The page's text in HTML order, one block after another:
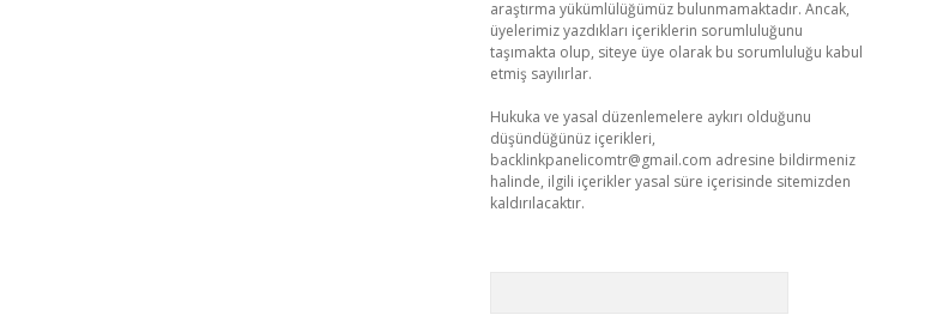
araştırma yükümlülüğümüz bulunmamaktadır. Ancak,
üyelerimiz yazdıkları içeriklerin sorumluluğunu
taşımakta olup, siteye üye olarak bu sorumluluğu kabul
etmiş sayılırlar.
Hukuka ve yasal düzenlemelere aykırı olduğunu
düşündüğünüz içerikleri,
backlinkpanelicomtr@gmail.com adresine bildirmeniz
halinde, ilgili içerikler yasal süre içerisinde sitemizden
kaldırılacaktır.